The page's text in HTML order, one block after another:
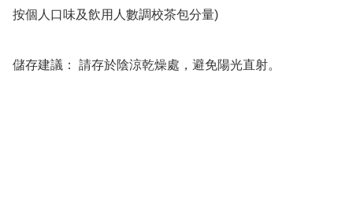
按個人口味及飲用人數調校茶包分量)
儲存建議： 請存於陰涼乾燥處，避免陽光直射。